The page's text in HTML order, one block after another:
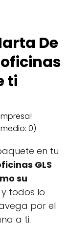
De
ti
0)
en tu
GLS
su
todos lo
por el
a ti.